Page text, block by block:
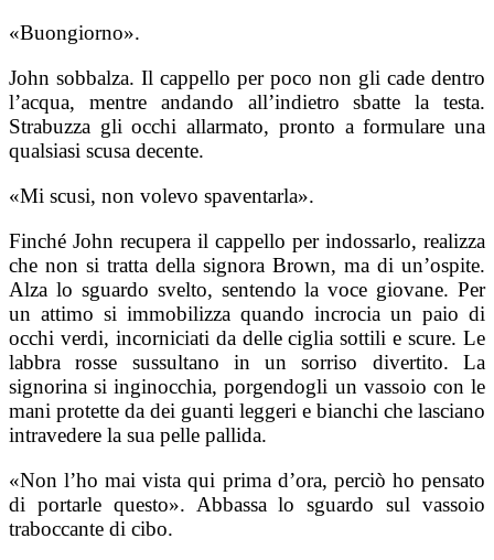
«Buongiorno».
John sobbalza. Il cappello per poco non gli cade dentro
l’acqua, mentre andando all’indietro sbatte la testa.
Strabuzza gli occhi allarmato, pronto a formulare una
qualsiasi scusa decente.
«Mi scusi, non volevo spaventarla».
Finché John recupera il cappello per indossarlo, realizza
che non si tratta della signora Brown, ma di un’ospite.
Alza lo sguardo svelto, sentendo la voce giovane. Per
un attimo si immobilizza quando incrocia un paio di
occhi verdi, incorniciati da delle ciglia sottili e scure. Le
labbra rosse sussultano in un sorriso divertito. La
signorina si inginocchia, porgendogli un vassoio con le
mani protette da dei guanti leggeri e bianchi che lasciano
intravedere la sua pelle pallida.
«Non l’ho mai vista qui prima d’ora, perciò ho pensato
di portarle questo». Abbassa lo sguardo sul vassoio
traboccante di cibo.